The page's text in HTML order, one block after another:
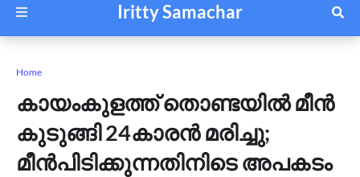
Iritty Samachar
Home
കായംകുളത്ത് തൊണ്ടയിൽ മീൻ
കുടുങ്ങി 24കാരൻ മരിച്ചു;
മീൻപിടിക്കുന്നതിനിടെ അപകടം